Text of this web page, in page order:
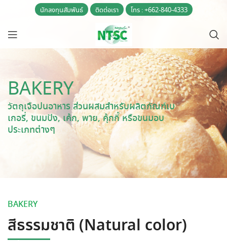
นักลงทุนสัมพันธ์ ติดต่อเรา โทร : +662-840-4333
BAKERY
วัตถุเจือปนอาหาร ส่วนผสมสำหรับผลิตภัณฑ์เบ
เกอรี่, ขนมปัง, เค้ก, พาย, คุ้กกี้ หรือขนมอบ
ประเภทต่างๆ
BAKERY
สีธรรมชาติ (Natural color)